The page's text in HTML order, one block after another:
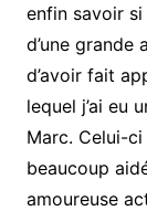
enfin savoir si
d’une
d’avoir fait
lequel j’ai eu
Marc. Celui-
beaucoup
amoureuse